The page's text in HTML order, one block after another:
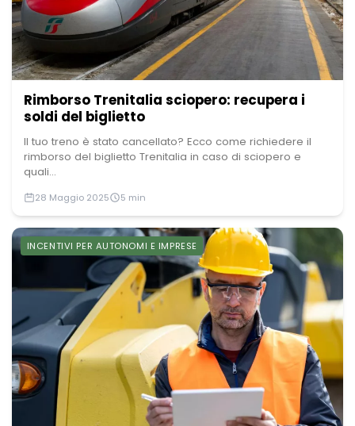
Rimborso Trenitalia sciopero: recupera i
soldi del biglietto
Il tuo treno è stato cancellato? Ecco come richiedere il
rimborso del biglietto Trenitalia in caso di sciopero e
quali...
28 Maggio 2025 5 min
INCENTIVI PER AUTONOMI E IMPRESE